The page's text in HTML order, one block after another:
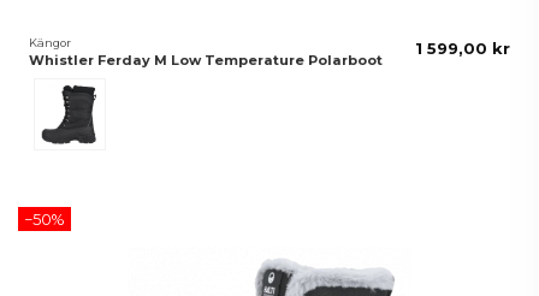
Kängor
Whistler Ferday M Low Temperature Polarboot
Black
1 599,00 kr
−50%